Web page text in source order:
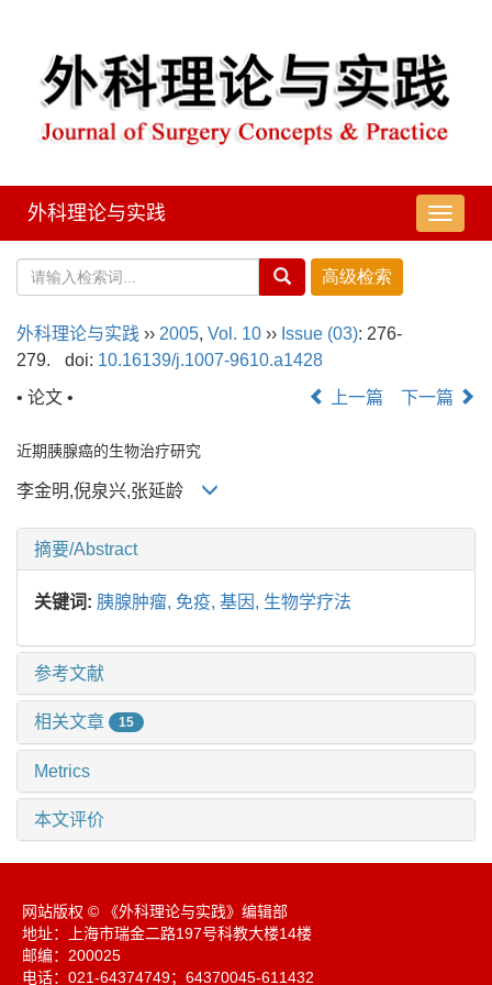
导
航
外科理论与实践
外科理论与实践 ›› 2005, Vol. 10 ›› Issue (03): 276-
279.
doi: 10.16139/j.1007-9610.a1428
• 论文 •
上一篇 下一篇
近期胰腺癌的生物治疗研究
李金明,倪泉兴,张延龄
摘要/Abstract
关键词: 胰腺肿瘤, 免疫, 基因, 生物学疗法
参考文献
相关文章 15
Metrics
本文评价
网站版权 © 《外科理论与实践》编辑部
地址：上海市瑞金二路197号科教大楼14楼
邮编：200025
电话：021-64374749；64370045-611432